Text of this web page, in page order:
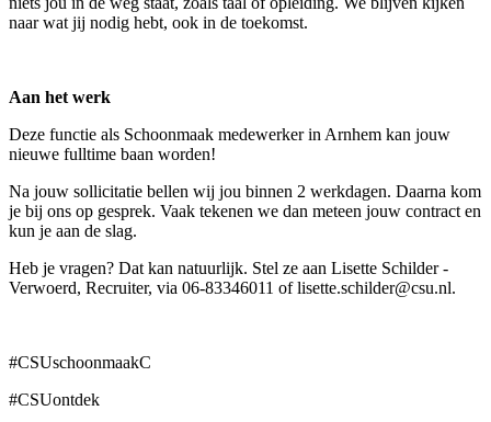
naar wat jij nodig hebt, ook in de toekomst.
Aan het werk
Deze functie als Schoonmaak medewerker in Arnhem kan jouw
nieuwe fulltime baan worden!
Na jouw sollicitatie bellen wij jou binnen 2 werkdagen. Daarna kom
je bij ons op gesprek. Vaak tekenen we dan meteen jouw contract en
kun je aan de slag.
Heb je vragen? Dat kan natuurlijk. Stel ze aan Lisette Schilder -
Verwoerd, Recruiter, via 06-83346011 of lisette.schilder@csu.nl.
#CSUschoonmaakC
#CSUontdek